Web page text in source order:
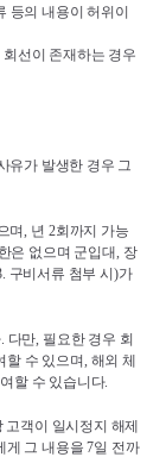
등의 내용이 허위이
선이 존재하는 경우
유가 발생한 경우 그
며, 년 2회까지 가능
은 없으며 군입대, 장
구비서류 첨부 시 )가
. 다만, 필요한 경우 회
할 수 있으며, 해외 체
할 수 있습니다.
객이 일시정지 해제
게 그 내용을 7일 전까